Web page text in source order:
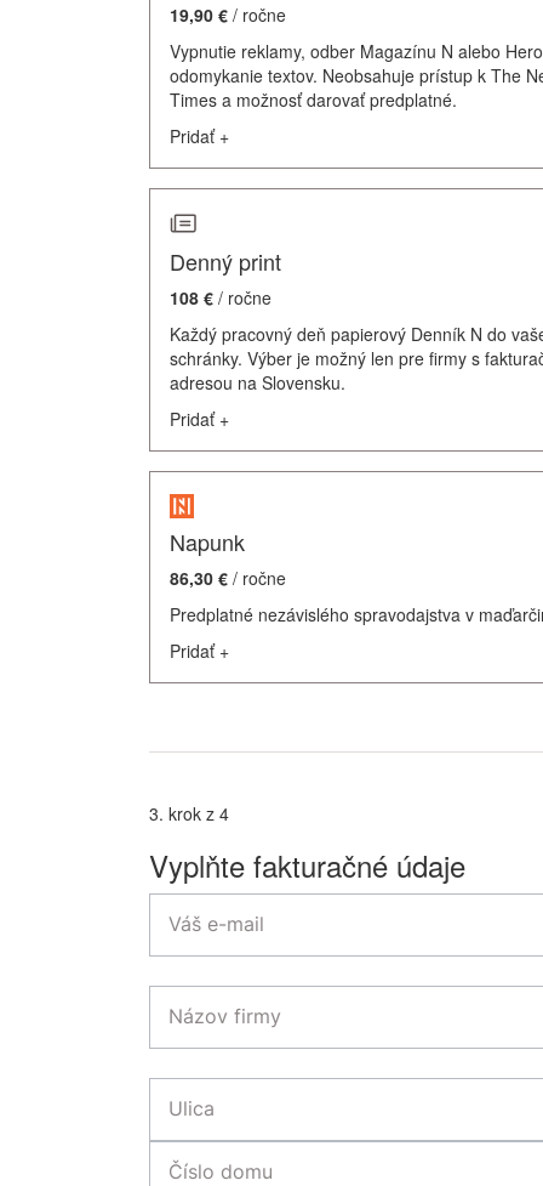
19,90 € / ročne
Vypnutie reklamy, odber Magazínu N alebo
odomykanie textov. Neobsahuje prístup k The
Times a možnosť darovať predplatné.
Pridať +
Denný print
108 € / ročne
Každý pracovný deň papierový Denník N do
schránky. Výber je možný len pre firmy s
adresou na Slovensku.
Pridať +
Napunk
86,30 € / ročne
Predplatné nezávislého spravodajstva v
Pridať +
3. krok z 4
Vyplňte fakturačné údaje
Váš e-mail
Názov firmy
Ulica
Číslo domu